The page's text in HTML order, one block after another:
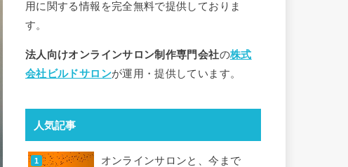
用に関する情報を完全無料で提供しておりま
す。
法人向けオンラインサロン制作専門会社の株式
会社ビルドサロンが運用・提供しています。
人気記事
オンラインサロンと、今まで